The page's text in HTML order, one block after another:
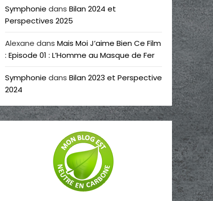
Symphonie dans Bilan 2024 et
Perspectives 2025
Alexane dans Mais Moi J’aime Bien Ce Film
: Episode 01 : L’Homme au Masque de Fer
Symphonie dans Bilan 2023 et Perspective
2024